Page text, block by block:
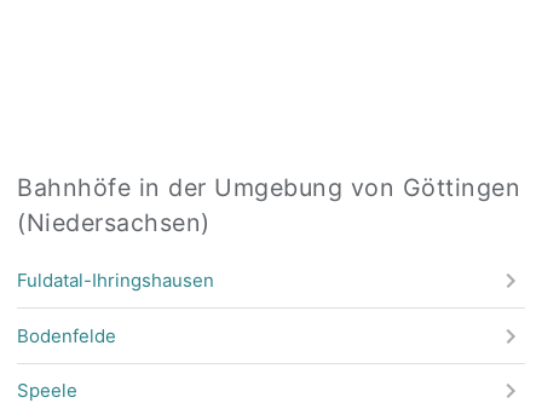
Bahnhöfe in der Umgebung von Göttingen
(Niedersachsen)
Fuldatal-Ihringshausen
Bodenfelde
Speele